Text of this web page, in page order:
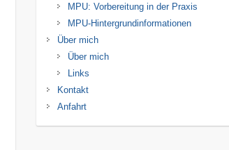
MPU: Vorbereitung in der Praxis
MPU-Hintergrundinformationen
Über mich
Über mich
Links
Kontakt
Anfahrt